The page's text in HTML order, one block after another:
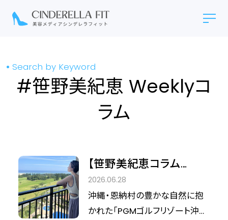
Search by Keyword
#笹野美紀恵 Weeklyコ
ラム
【笹野美紀恵コラム
vol.48】沖縄の自然と調
和する、次世代のウェル
ネス体験を求めて
2026.06.28
沖縄・恩納村の豊かな自然に抱
かれた「PGMゴルフリゾート沖